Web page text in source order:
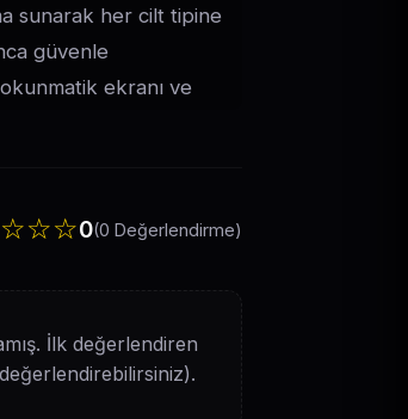
sunarak her cilt tipine
güvenle
ekranı ve
sürekliliği ve
eden uzman
Uygulama Eğitimi:
0(0 Değerlendirme)
İlk değerlendiren